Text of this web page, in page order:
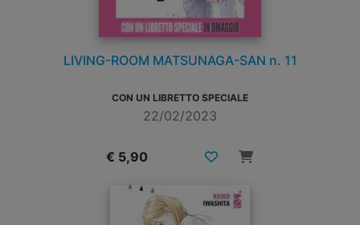
LIVING-ROOM MATSUNAGA-SAN n. 11
CON UN LIBRETTO SPECIALE
22/02/2023
€ 5,90